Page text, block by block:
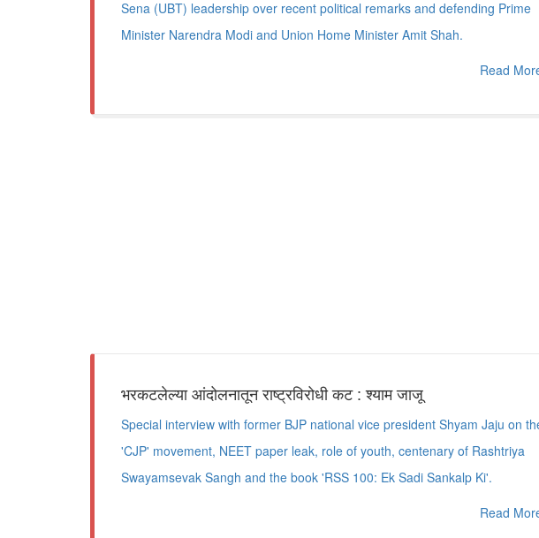
Sena (UBT) leadership over recent political remarks and defending Prime
Minister Narendra Modi and Union Home Minister Amit Shah.
Read
भरकटलेल्या आंदोलनातून राष्ट्रविरोधी कट : श्याम जाजू
Special interview with former BJP national vice president Shyam Jaju on
'CJP' movement, NEET paper leak, role of youth, centenary of Rashtriya
Swayamsevak Sangh and the book 'RSS 100: Ek Sadi Sankalp Ki'.
Read